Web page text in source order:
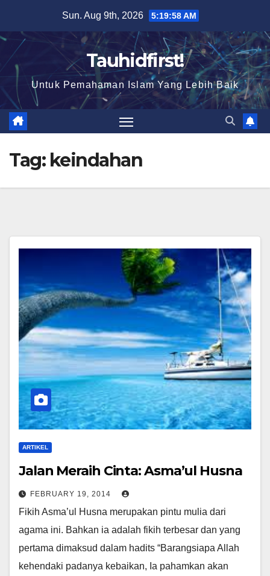
content
Sun. Aug 9th, 2026 5:19:59 AM
Tauhidfirst!
Untuk Pemahaman Islam Yang Lebih Baik
Tag: keindahan
ARTIKEL
Jalan Meraih Cinta: Asma’ul Husna
FEBRUARY 19, 2014
Fikih Asma’ul Husna merupakan pintu mulia dari
agama ini. Bahkan ia adalah fikih terbesar dan yang
pertama dimaksud dalam hadits “Barangsiapa Allah
kehendaki padanya kebaikan, Ia pahamkan akan